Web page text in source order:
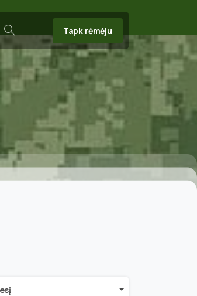
Search
Tapk rėmėju